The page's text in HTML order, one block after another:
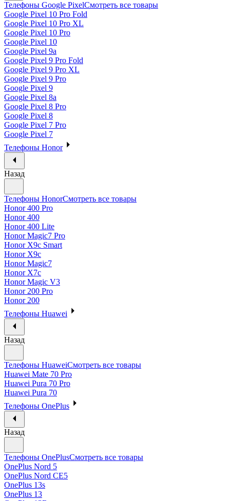
Телефоны Google PixelСмотреть все товары
Google Pixel 10 Pro Fold
Google Pixel 10 Pro XL
Google Pixel 10 Pro
Google Pixel 10
Google Pixel 9a
Google Pixel 9 Pro Fold
Google Pixel 9 Pro XL
Google Pixel 9 Pro
Google Pixel 9
Google Pixel 8a
Google Pixel 8 Pro
Google Pixel 8
Google Pixel 7 Pro
Google Pixel 7
Телефоны Honor
Назад
Телефоны HonorСмотреть все товары
Honor 400 Pro
Honor 400
Honor 400 Lite
Honor Magic7 Pro
Honor X9c Smart
Honor X9c
Honor Magic7
Honor X7c
Honor Magic V3
Honor 200 Pro
Honor 200
Телефоны Huawei
Назад
Телефоны HuaweiСмотреть все товары
Huawei Mate 70 Pro
Huawei Pura 70 Pro
Huawei Pura 70
Телефоны OnePlus
Назад
Телефоны OnePlusСмотреть все товары
OnePlus Nord 5
OnePlus Nord CE5
OnePlus 13s
OnePlus 13